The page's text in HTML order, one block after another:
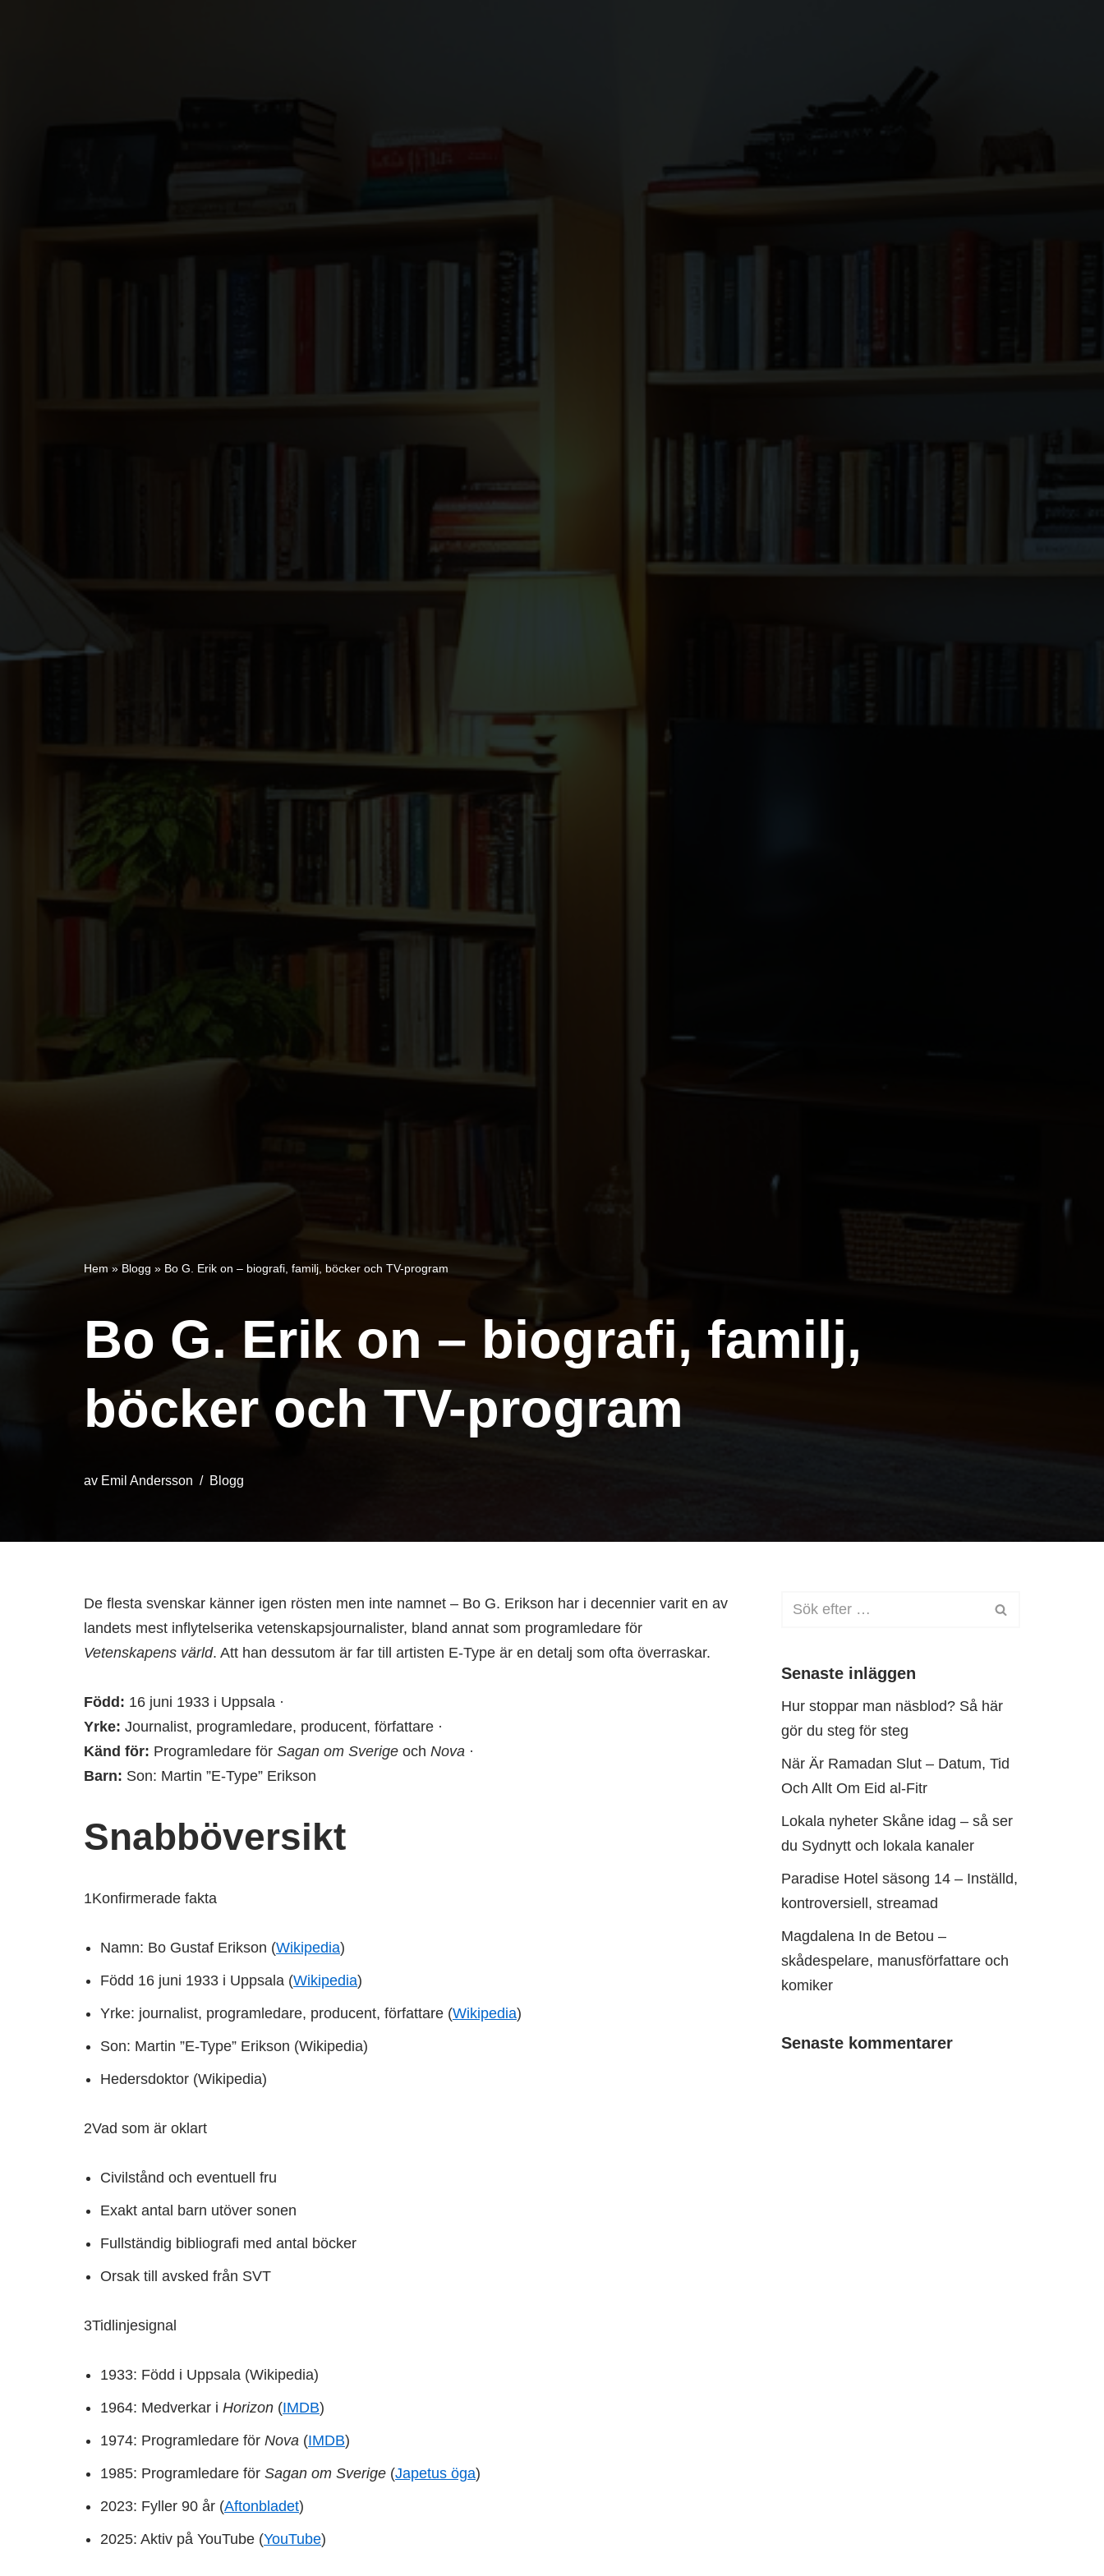
Hem » Blogg » Bo G. Erik on – biografi, familj, böcker och TV-program
Bo G. Erik on – biografi, familj,
böcker och TV-program
av Emil Andersson Blogg
De flesta svenskar känner igen rösten men inte namnet – Bo G. Erikson har i decennier varit en av
landets mest inflytelserika vetenskapsjournalister, bland annat som programledare för
Vetenskapens värld. Att han dessutom är far till artisten E-Type är en detalj som ofta överraskar.
Född: 16 juni 1933 i Uppsala ·
Yrke: Journalist, programledare, producent, författare ·
Känd för: Programledare för Sagan om Sverige och Nova ·
Barn: Son: Martin ”E-Type” Erikson
Snabböversikt
1Konfirmerade fakta
Namn: Bo Gustaf Erikson (Wikipedia)
Född 16 juni 1933 i Uppsala (Wikipedia)
Yrke: journalist, programledare, producent, författare (Wikipedia)
Son: Martin ”E-Type” Erikson (Wikipedia)
Hedersdoktor (Wikipedia)
2Vad som är oklart
Civilstånd och eventuell fru
Exakt antal barn utöver sonen
Fullständig bibliografi med antal böcker
Orsak till avsked från SVT
3Tidlinjesignal
1933: Född i Uppsala (Wikipedia)
1964: Medverkar i Horizon (IMDB)
1974: Programledare för Nova (IMDB)
1985: Programledare för Sagan om Sverige (Japetus öga)
2023: Fyller 90 år (Aftonbladet)
2025: Aktiv på YouTube (YouTube)
Senaste inläggen
Hur stoppar man näsblod? Så här
gör du steg för steg
När Är Ramadan Slut – Datum, Tid
Och Allt Om Eid al-Fitr
Lokala nyheter Skåne idag – så ser
du Sydnytt och lokala kanaler
Paradise Hotel säsong 14 – Inställd,
kontroversiell, streamad
Magdalena In de Betou –
skådespelare, manusförfattare och
komiker
Senaste kommentarer